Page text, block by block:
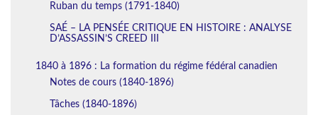
Ruban du temps (1791-1840)
SAÉ – LA PENSÉE CRITIQUE EN HISTOIRE : ANALYSE
D’ASSASSIN’S CREED III
1840 à 1896 : La formation du régime fédéral canadien
Notes de cours (1840-1896)
Tâches (1840-1896)